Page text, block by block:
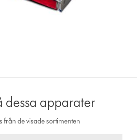
dessa apparater
från de visade sortimenten